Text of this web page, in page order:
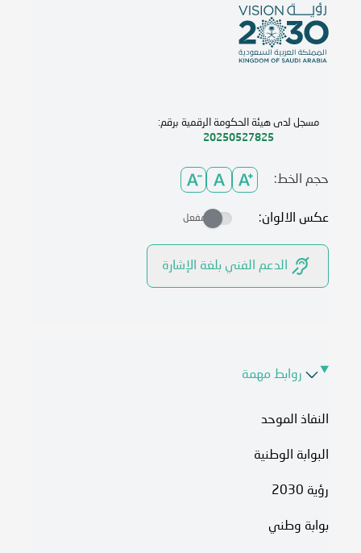
مسجل لدى هيئة الحكومة الرقمية برقم:
20250527825
حجم الخط:
عكس الالوان: مفعل
الدعم الفني بلغة الإشارة
روابط مهمة
النفاذ الموحد
البوابة الوطنية
رؤية 2030
بوابة وطني